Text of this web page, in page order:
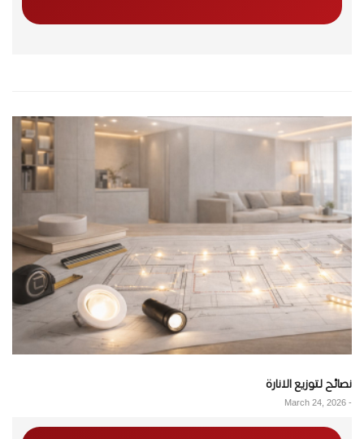
نصائح لتوزيع الانارة
-